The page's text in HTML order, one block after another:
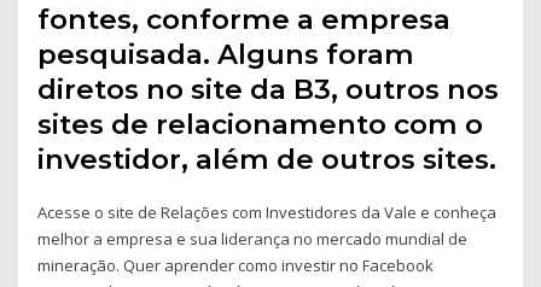
fontes, conforme a empresa
pesquisada. Alguns foram
diretos no site da B3, outros nos
sites de relacionamento com o
investidor, além de outros sites.
Acesse o site de Relações com Investidores da Vale e conheça
melhor a empresa e sua liderança no mercado mundial de
mineração. Quer aprender como investir no Facebook